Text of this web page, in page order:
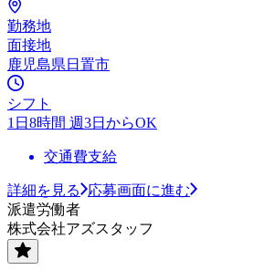
勤務地
面接地
鹿児島県日置市
シフト
1日8時間 週3日からOK
交通費支給
詳細を見る
応募画面に進む
派遣労働者
株式会社アズスタッフ